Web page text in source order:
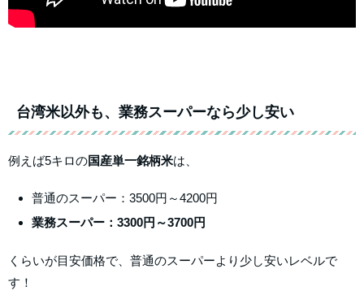
台湾米以外も、業務スーパーなら少し安い
例えば5キロの国産単一銘柄米は、
普通のスーパー：3500円～4200円
業務スーパー：3300円～3700円
くらいが目安価格で、普通のスーパーより少し安いレベルで
す！